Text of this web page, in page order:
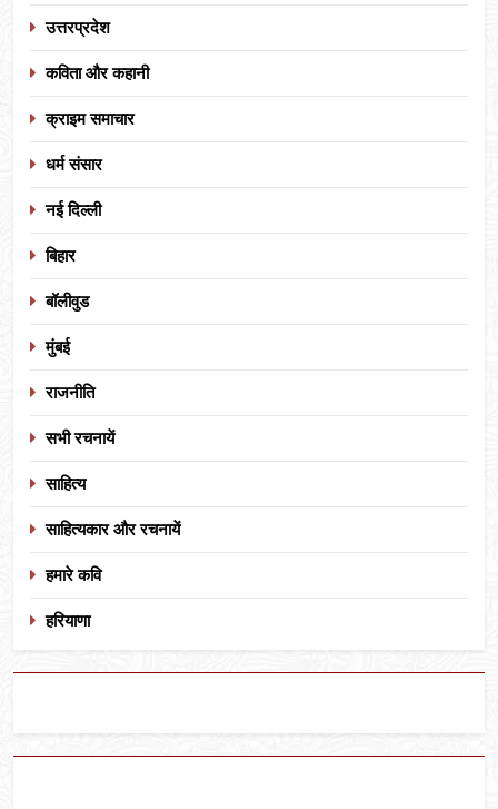
उत्तरप्रदेश
कविता और कहानी
क्राइम समाचार
धर्म संसार
नई दिल्ली
बिहार
बॉलीवुड
मुंबई
राजनीति
सभी रचनायें
साहित्य
साहित्यकार और रचनायें
हमारे कवि
हरियाणा